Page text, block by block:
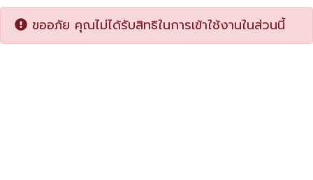
ขออภัย คุณไม่ได้รับสิทธิในการเข้าใช้งานในส่วนนี้